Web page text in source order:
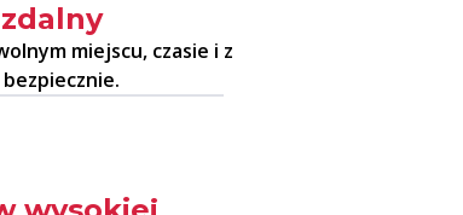
miejscu, czasie i z